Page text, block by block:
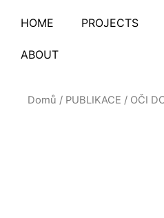
HOME PROJECTS
ABOUT
Domů / PUBLIKACE / OČI